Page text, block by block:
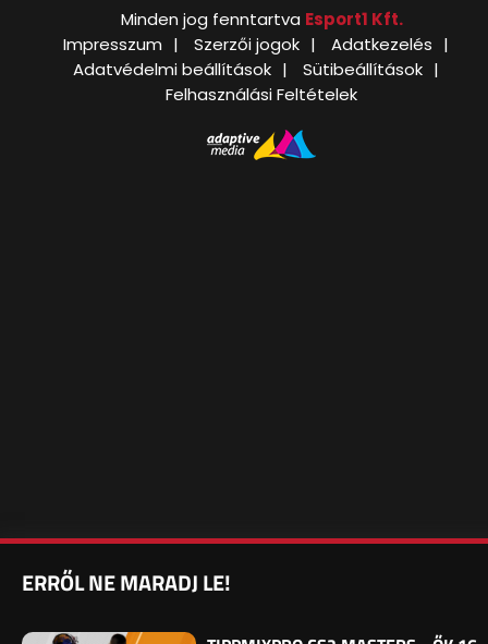
Minden jog fenntartva Esport1 Kft.
Impresszum
Szerzői jogok
Adatkezelés
Adatvédelmi beállítások
Sütibeállítások
Felhasználási Feltételek
ERRŐL NE MARADJ LE!